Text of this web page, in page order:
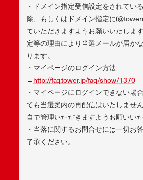
・ドメイン指定受信設定をされてい
除、もしくはドメイン指定に
ていただきますようお願いいたしま
定等の理由により当選メールが届か
ります。
・マイページのログイン方法
→http://faq.tower.jp/faq/show/1370
・マイページにログインできない場
ても当選案内の再配信はいたしませ
自で管理いただきますようお願いいた
・当落に関するお問合せには一切お
了承ください。